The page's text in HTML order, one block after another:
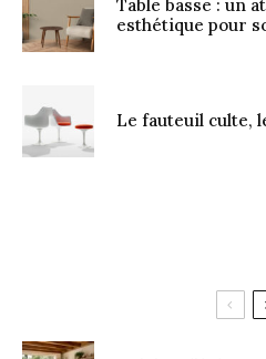
Table basse : un
esthétique pour
Le fauteuil culte,